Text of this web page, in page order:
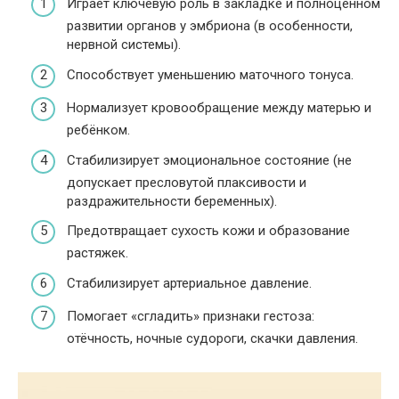
Играет ключевую роль в закладке и полноценном
развитии органов у эмбриона (в особенности,
нервной системы).
Способствует уменьшению маточного тонуса.
Нормализует кровообращение между матерью и
ребёнком.
Стабилизирует эмоциональное состояние (не
допускает пресловутой плаксивости и
раздражительности беременных).
Предотвращает сухость кожи и образование
растяжек.
Стабилизирует артериальное давление.
Помогает «сгладить» признаки гестоза:
отёчность, ночные судороги, скачки давления.